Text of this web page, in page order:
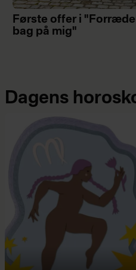
Første offer i
bag på mig"
Dagens